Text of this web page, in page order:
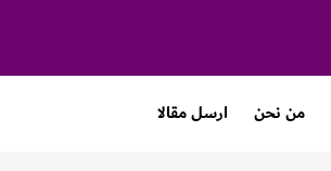
من نحن ارسل مقالا